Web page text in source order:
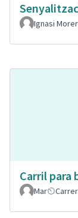
Ignasi
Carril para
Mar